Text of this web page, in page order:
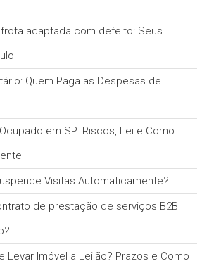
adaptada com defeito: Seus
Quem Paga as Despesas de
em SP: Riscos, Lei e Como
Visitas Automaticamente?
de prestação de serviços B2B
Levar Imóvel a Leilão? Prazos e Como